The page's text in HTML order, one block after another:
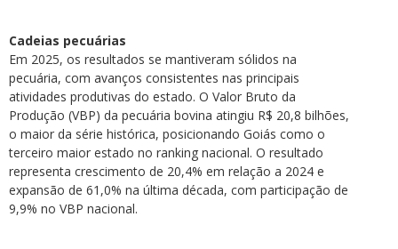
Cadeias pecuárias
Em 2025, os resultados se mantiveram sólidos na
pecuária, com avanços consistentes nas principais
atividades produtivas do estado. O Valor Bruto da
Produção (VBP) da pecuária bovina atingiu R$ 20,8 bilhões,
o maior da série histórica, posicionando Goiás como o
terceiro maior estado no ranking nacional. O resultado
representa crescimento de 20,4% em relação a 2024 e
expansão de 61,0% na última década, com participação de
9,9% no VBP nacional.